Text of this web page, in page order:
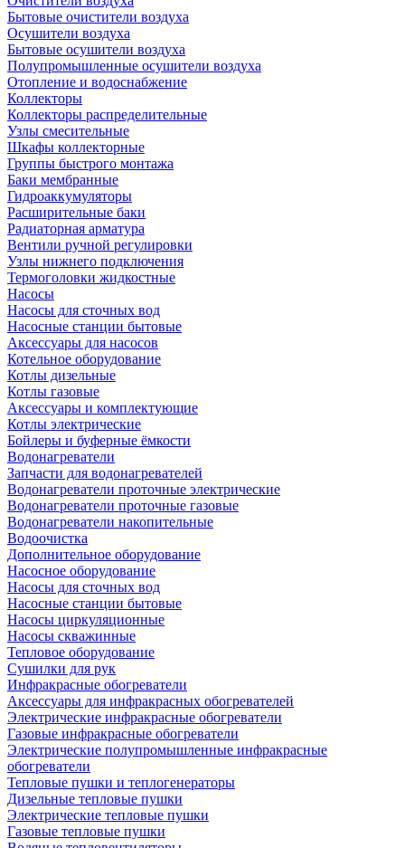
Бытовые очистители воздуха
Осушители воздуха
Бытовые осушители воздуха
Полупромышленные осушители воздуха
Отопление и водоснабжение
Коллекторы
Коллекторы распределительные
Узлы смесительные
Шкафы коллекторные
Группы быстрого монтажа
Баки мембранные
Гидроаккумуляторы
Расширительные баки
Радиаторная арматура
Вентили ручной регулировки
Узлы нижнего подключения
Термоголовки жидкостные
Насосы
Насосы для сточных вод
Насосные станции бытовые
Аксессуары для насосов
Котельное оборудование
Котлы дизельные
Котлы газовые
Аксессуары и комплектующие
Котлы электрические
Бойлеры и буферные ёмкости
Водонагреватели
Запчасти для водонагревателей
Водонагреватели проточные электрические
Водонагреватели проточные газовые
Водонагреватели накопительные
Водоочистка
Дополнительное оборудование
Насосное оборудование
Насосы для сточных вод
Насосные станции бытовые
Насосы циркуляционные
Насосы скважинные
Тепловое оборудование
Сушилки для рук
Инфракрасные обогреватели
Аксессуары для инфракрасных обогревателей
Электрические инфракрасные обогреватели
Газовые инфракрасные обогреватели
Электрические полупромышленные инфракрасные
обогреватели
Тепловые пушки и теплогенераторы
Дизельные тепловые пушки
Электрические тепловые пушки
Газовые тепловые пушки